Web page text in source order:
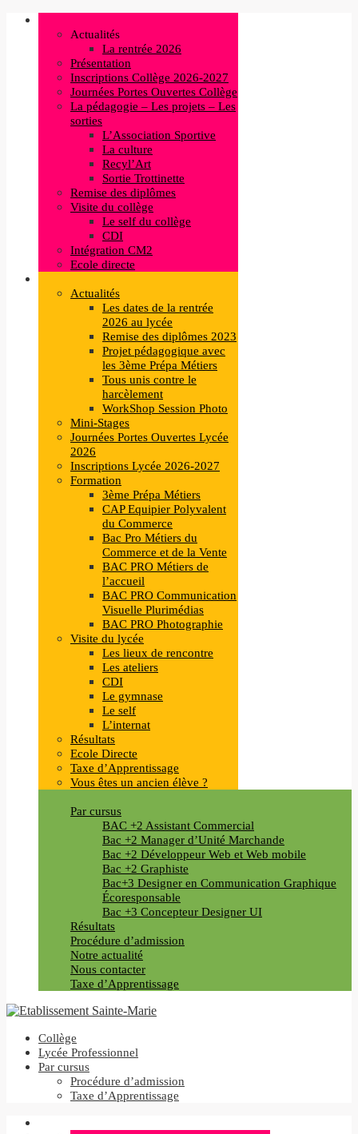
Actualités
La rentrée 2026
Présentation
Inscriptions Collège 2026-2027
Journées Portes Ouvertes Collège
La pédagogie – Les projets – Les
sorties
L’Association Sportive
La culture
Recyl’Art
Sortie Trottinette
Remise des diplômes
Visite du collège
Le self du collège
CDI
Intégration CM2
Ecole directe
Actualités
Les dates de la rentrée
2026 au lycée
Remise des diplômes 2023
Projet pédagogique avec
les 3ème Prépa Métiers
Tous unis contre le
harcèlement
WorkShop Session Photo
Mini-Stages
Journées Portes Ouvertes Lycée
2026
Inscriptions Lycée 2026-2027
Formation
3ème Prépa Métiers
CAP Equipier Polyvalent
du Commerce
Bac Pro Métiers du
Commerce et de la Vente
BAC PRO Métiers de
l’accueil
BAC PRO Communication
Visuelle Plurimédias
BAC PRO Photographie
Visite du lycée
Les lieux de rencontre
Les ateliers
CDI
Le gymnase
Le self
L’internat
Résultats
Ecole Directe
Taxe d’Apprentissage
Vous êtes un ancien élève ?
Par cursus
BAC +2 Assistant Commercial
Bac +2 Manager d’Unité Marchande
Bac +2 Développeur Web et Web mobile
Bac +2 Graphiste
Bac+3 Designer en Communication Graphique
Écoresponsable
Bac +3 Concepteur Designer UI
Résultats
Procédure d’admission
Notre actualité
Nous contacter
Taxe d’Apprentissage
Collège
Lycée Professionnel
Par cursus
Procédure d’admission
Taxe d’Apprentissage